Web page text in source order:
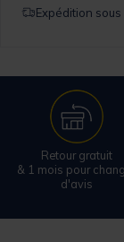
Expédition sous
Retour gratuit
& 1 mois pour
d'avis